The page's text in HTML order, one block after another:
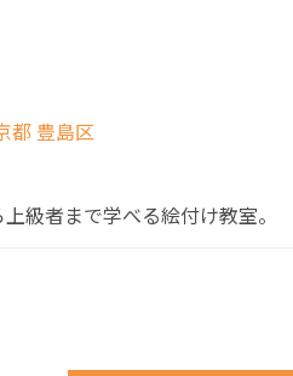
都 豊島区
級者まで学べる絵付け教室。